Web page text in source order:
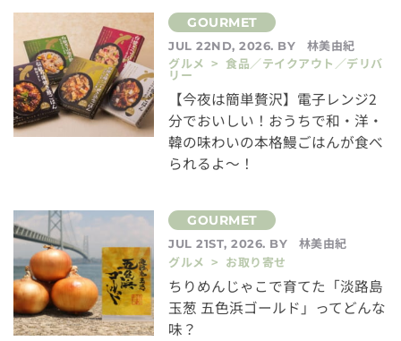
JUL 22ND, 2026. BY
林美由紀
グルメ > 食品／テイクアウト／デリバ
リー
【今夜は簡単贅沢】電子レンジ2
分でおいしい！おうちで和・洋・
韓の味わいの本格鰻ごはんが食べ
られるよ～！
JUL 21ST, 2026. BY
林美由紀
グルメ > お取り寄せ
ちりめんじゃこで育てた「淡路島
玉葱 五色浜ゴールド」ってどんな
味？